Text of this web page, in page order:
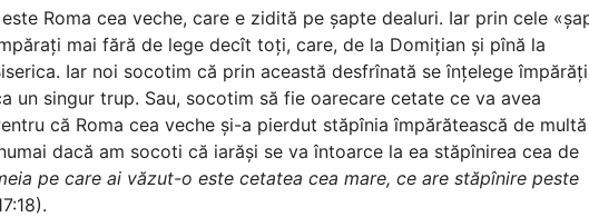
Roma cea veche, care e zidită pe șapte dealuri. Iar prin cele
mai fără de lege decît toți, care, de la Domițian și pînă la
Iar noi socotim că prin această desfrînată se înțelege
un singur trup. Sau, socotim să fie oarecare cetate ce va avea
că Roma cea veche și-a pierdut stăpînia împărătească de multă
dacă am socoti că iarăși se va întoarce la ea stăpînirea cea de
pe care ai văzut-o este cetatea cea mare, ce are stăpînire peste